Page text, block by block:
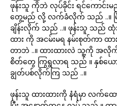
ဖုန်းသူ ကိုဘဲ လုပ်ခိုင်း ရင်ကောင်း
တွေ့မည် လို့ လက်ခံလိုက် သည် ..။ မ
ချိန်းလိုက် သည် ..။ ဖုန်းသူ သည် ထုံ
ထား ကို အငမ်းမရ နမ်းစုတ်ကာ
တာဘဲ ..။ ထားထားလဲ သူ့ကို အလိုက်သ
စိတ်တွေ ကြွရွလာရ သည် ။ နှစ်ယ
ချွတ်ပစ်လိုက်ကြ သည် ..။
ဖုန်းသူ ထားထားကို နံရံမှာ လက်ထေ